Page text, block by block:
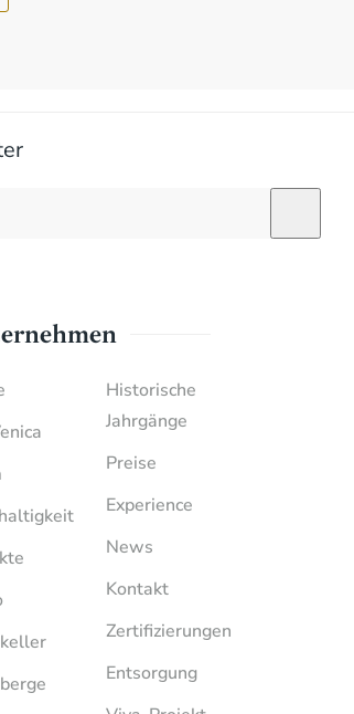
Historische
Jahrgänge
Preise
Experience
News
Kontakt
Zertifizierungen
Entsorgung